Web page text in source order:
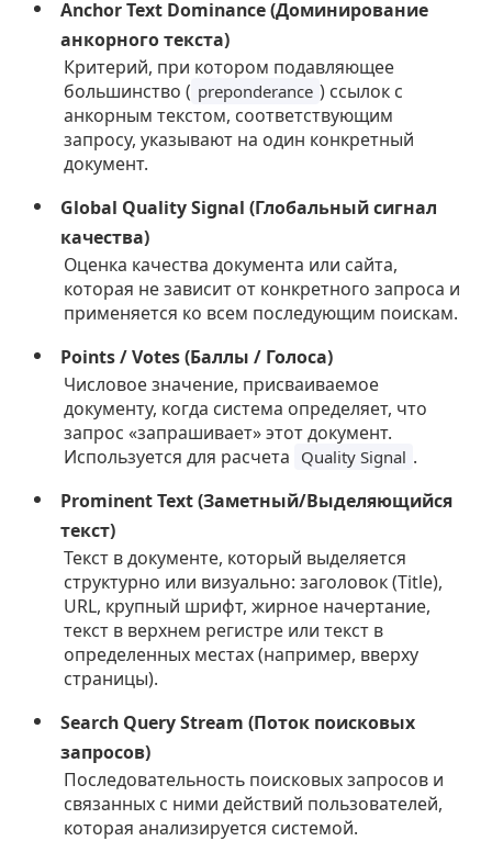
Anchor Text Dominance (Доминирование
анкорного текста)
Критерий, при котором подавляющее
большинство ( preponderance ) ссылок с
анкорным текстом, соответствующим
запросу, указывают на один конкретный
документ.
Global Quality Signal (Глобальный сигнал
качества)
Оценка качества документа или сайта,
которая не зависит от конкретного запроса и
применяется ко всем последующим поискам.
Points / Votes (Баллы / Голоса)
Числовое значение, присваиваемое
документу, когда система определяет, что
запрос «запрашивает» этот документ.
Используется для расчета Quality Signal .
Prominent Text (Заметный/Выделяющийся
текст)
Текст в документе, который выделяется
структурно или визуально: заголовок (Title),
URL, крупный шрифт, жирное начертание,
текст в верхнем регистре или текст в
определенных местах (например, вверху
страницы).
Search Query Stream (Поток поисковых
запросов)
Последовательность поисковых запросов и
связанных с ними действий пользователей,
которая анализируется системой.